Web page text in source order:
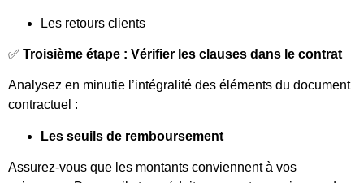
Les retours clients
✅ Troisième étape : Vérifier les clauses dans le contrat
Analysez en minutie l’intégralité des éléments du document
contractuel :
Les seuils de remboursement
Assurez-vous que les montants conviennent à vos